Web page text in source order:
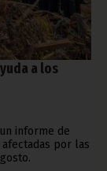
a los
informe de
por las